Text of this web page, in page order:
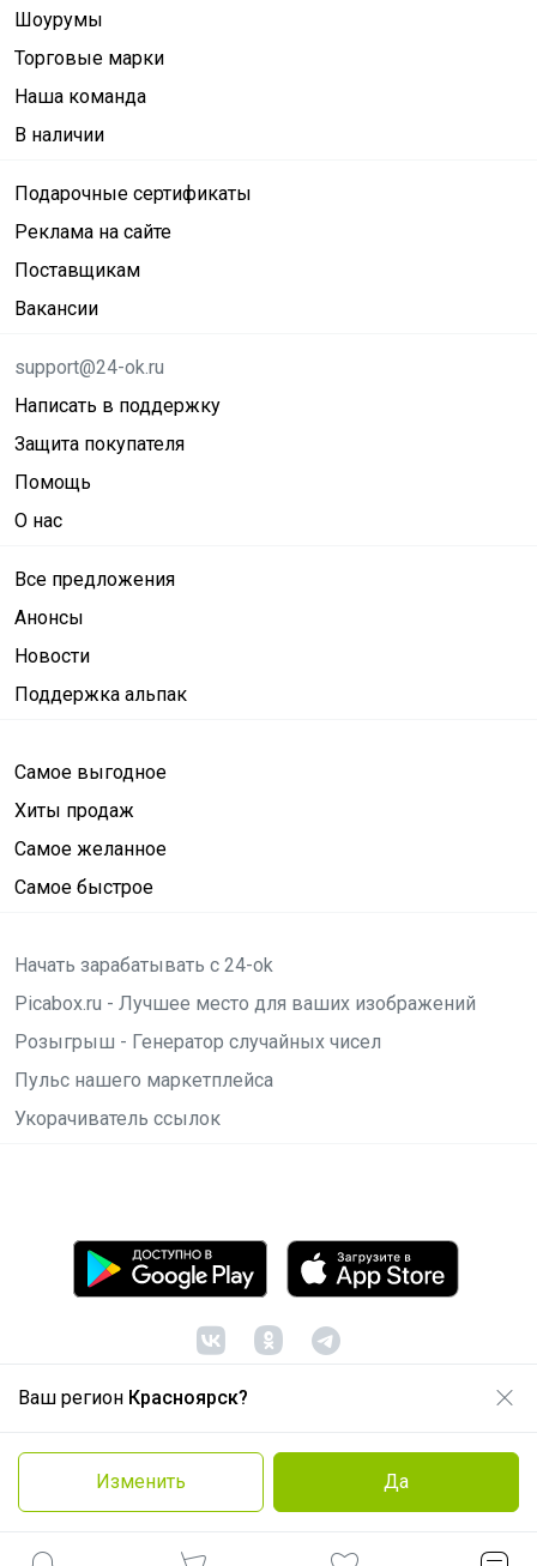
Ваш регион Красноярск?
Изменить Да
Шоурумы
Торговые марки
Наша команда
В наличии
Подарочные сертификаты
Реклама на сайте
Поставщикам
Вакансии
support@24-ok.ru
Написать в поддержку
Защита покупателя
Помощь
О нас
Все предложения
Анонсы
Новости
Поддержка альпак
Самое выгодное
Хиты продаж
Самое желанное
Самое быстрое
Начать зарабатывать с 24-ok
Picabox.ru - Лучшее место для ваших изображений
Розыгрыш - Генератор случайных чисел
Пульс нашего маркетплейса
Укорачиватель ссылок
© ООО "Лявита", ОГРН 1122468054070, 2012 -2026
Политика конфиденциальности
Cоглашение пользователя